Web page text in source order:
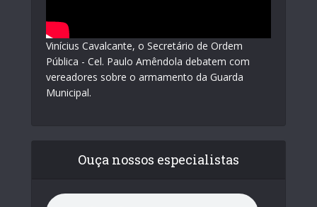
Vinícius Cavalcante, o Secretário de Ordem
Pública - Cel. Paulo Amêndola debatem com
vereadores sobre o armamento da Guarda
Municipal.
Ouça nossos especialistas